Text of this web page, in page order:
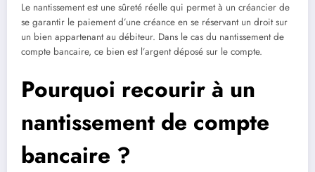
Le nantissement est une sûreté réelle qui permet à un créancier de
se garantir le paiement d’une créance en se réservant un droit sur
un bien appartenant au débiteur. Dans le cas du nantissement de
compte bancaire, ce bien est l’argent déposé sur le compte.
Pourquoi recourir à un
nantissement de compte
bancaire ?